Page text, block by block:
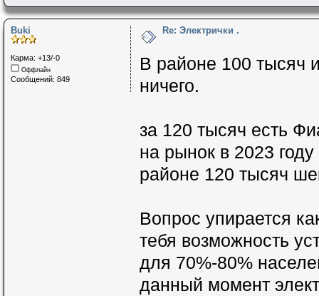
Buki
Карма: +13/-0
Оффлайн
Сообщений: 849
Re: Электрички .
В районе 100 тысяч
ничего.
за 120 тысяч есть
на рынок в 2023
районе 120 тысяч
Вопрос упирается
тебя возможность
для 70%-80%
данный момент